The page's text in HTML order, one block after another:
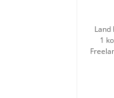
Land
1